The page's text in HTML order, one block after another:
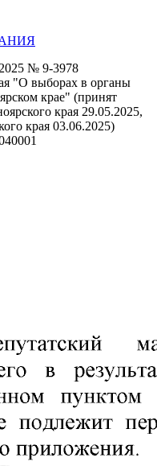
№ 9-3978
"О выборах в органы
крае" (принят
края 29.05.2025,
края 03.06.2025)